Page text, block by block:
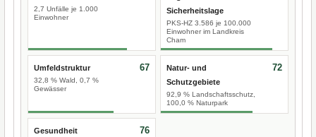
2,7 Unfälle je 1.000
Einwohner
Sicherheitslage
PKS-HZ 3.586 je 100.000
Einwohner im Landkreis
Cham
Umfeldstruktur
32,8 % Wald, 0,7 %
Gewässer
67
Natur- und
Schutzgebiete
92,9 % Landschaftsschutz,
100,0 % Naturpark
72
Gesundheit 76